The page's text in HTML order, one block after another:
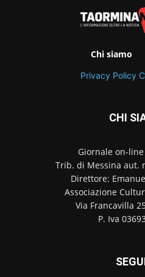
Chi siamo
Privacy Policy
CHI
Giornale on-
Trib. di Messina aut.
Direttore:
Associazione
Via Francavilla
P. Iva